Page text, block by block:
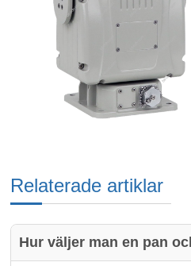
Relaterade artiklar
Hur väljer man en pan